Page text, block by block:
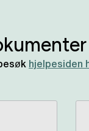
hjelpesiden